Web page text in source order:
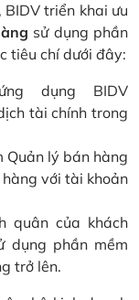
triển khai ưu
sử dụng phần
tiêu chí dưới đây:
dụng BIDV
tài chính trong
Quản lý bán hàng
với tài khoản
quân của khách
dụng phần mềm
trở lên.